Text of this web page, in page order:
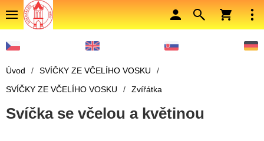
Úvod / SVÍČKY ZE VČELÍHO VOSKU
/
SVÍČKY ZE VČELÍHO VOSKU
/ Zvířátka
Svíčka se včelou a květinou